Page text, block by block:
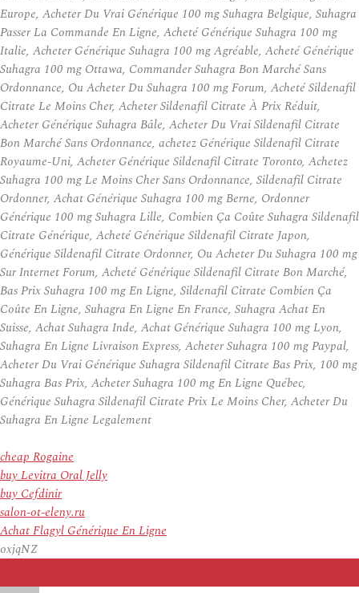
Europe, Acheter Du Vrai Générique 100 mg Suhagra Belgique, Suhagra
Passer La Commande En Ligne, Acheté Générique Suhagra 100 mg
Italie, Acheter Générique Suhagra 100 mg Agréable, Acheté Générique
Suhagra 100 mg Ottawa, Commander Suhagra Bon Marché Sans
Ordonnance, Ou Acheter Du Suhagra 100 mg Forum, Acheté Sildenafil
Citrate Le Moins Cher, Acheter Sildenafil Citrate À Prix Réduit,
Acheter Générique Suhagra Bâle, Acheter Du Vrai Sildenafil Citrate
Bon Marché Sans Ordonnance, achetez Générique Sildenafil Citrate
Royaume-Uni, Acheter Générique Sildenafil Citrate Toronto, Achetez
Suhagra 100 mg Le Moins Cher Sans Ordonnance, Sildenafil Citrate
Ordonner, Achat Générique Suhagra 100 mg Berne, Ordonner
Générique 100 mg Suhagra Lille, Combien Ça Coûte Suhagra Sildenafil
Citrate Générique, Acheté Générique Sildenafil Citrate Japon,
Générique Sildenafil Citrate Ordonner, Ou Acheter Du Suhagra 100 mg
Sur Internet Forum, Acheté Générique Sildenafil Citrate Bon Marché,
Bas Prix Suhagra 100 mg En Ligne, Sildenafil Citrate Combien Ça
Coûte En Ligne, Suhagra En Ligne En France, Suhagra Achat En
Suisse, Achat Suhagra Inde, Achat Générique Suhagra 100 mg Lyon,
Suhagra En Ligne Livraison Express, Acheter Suhagra 100 mg Paypal,
Acheter Du Vrai Générique Suhagra Sildenafil Citrate Bas Prix, 100 mg
Suhagra Bas Prix, Acheter Suhagra 100 mg En Ligne Québec,
Générique Suhagra Sildenafil Citrate Prix Le Moins Cher, Acheter Du
Suhagra En Ligne Legalement
cheap Rogaine
buy Levitra Oral Jelly
buy Cefdinir
salon-ot-eleny.ru
Achat Flagyl Générique En Ligne
oxjqNZ